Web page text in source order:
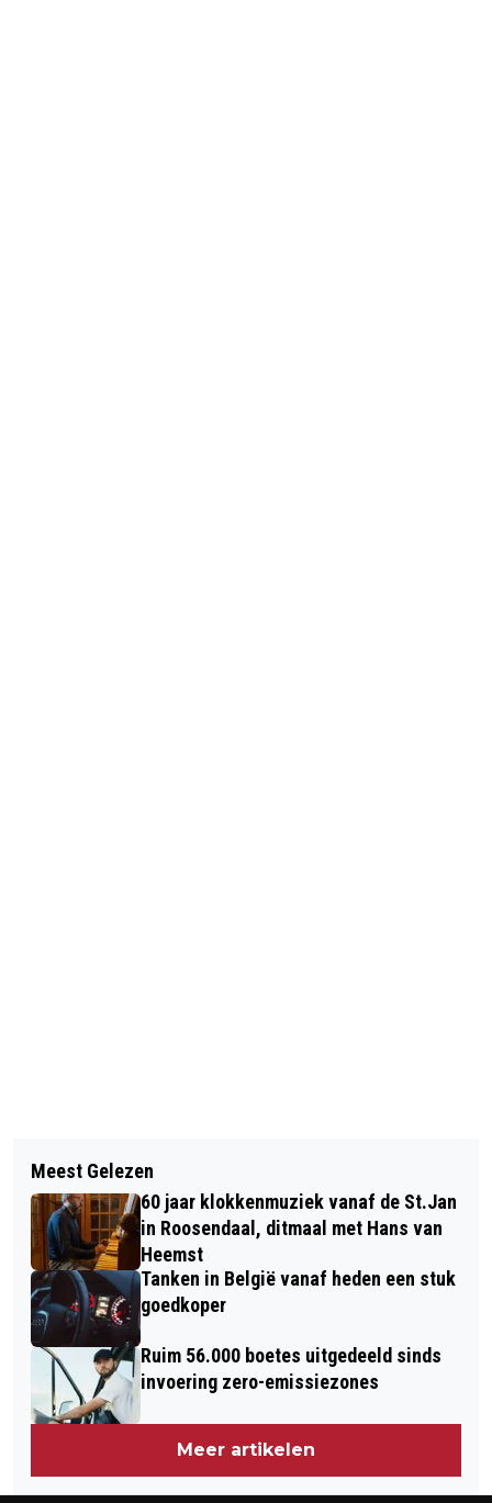
NIEUW COLLEGE GEMEENTE
ROOSENDAAL GEÏNSTALLEERD: ‘WE
DOEN HET SAMEN!’
RUIM 4 OP DE 5 INBRAAKPOGINGEN IN
BRABANT SUCCESVOL, HOE SCOREN
DE DIEVEN IN ROOSENDAAL?
Meest Gelezen
60 jaar klokkenmuziek vanaf de St.Jan
in Roosendaal, ditmaal met Hans van
Heemst
Tanken in België vanaf heden een stuk
goedkoper
Ruim 56.000 boetes uitgedeeld sinds
invoering zero-emissiezones
Meer artikelen